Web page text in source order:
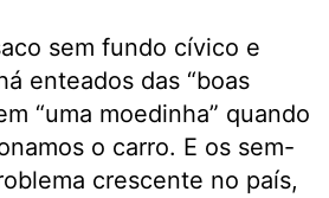
sem fundo cívico e
enteados das “boas
“uma moedinha” quando
o carro. E os sem-
crescente no país,